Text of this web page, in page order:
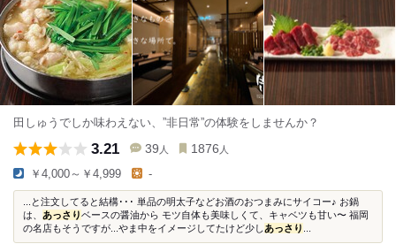
田しゅうでしか味わえない、”非日常”の体験をしませんか？
3.21 39 人 1876 人
￥4,000～￥4,999 -
...と注文してると結構･･･ 単品の明太子などお酒のおつまみにサイコー♪ お鍋
は、 あっさりベースの醤油から モツ自体も美味しくて、キャベツも甘い〜 福岡
の名店もそうですが...やま中をイメージしてたけど少し あっさり